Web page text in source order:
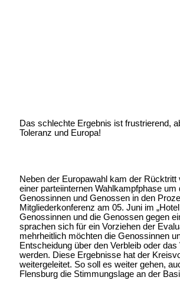
Das schlechte Ergebnis ist frustrierend,
Toleranz und Europa!
Neben der Europawahl kam der
einer parteiinternen Wahlkampfphase
Genossinnen und Genossen in den
Mitgliederkonferenz am 05. Juni im
Genossinnen und die Genossen gegen
sprachen sich für ein Vorziehen der
mehrheitlich möchten die Genossinnen
Entscheidung über den Verbleib oder
werden. Diese Ergebnisse hat der
weitergeleitet. So soll es weiter gehen,
Flensburg die Stimmungslage an der